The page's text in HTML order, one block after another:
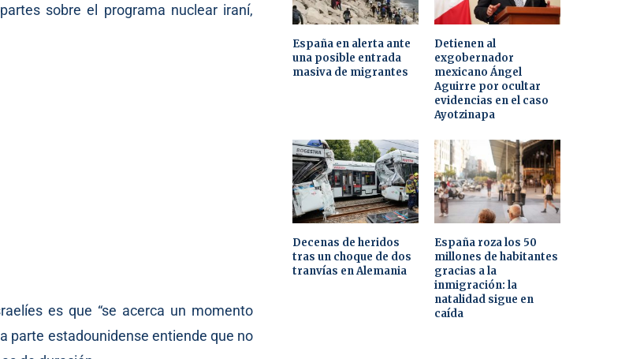
sobre el programa nuclear iraní,
es que “se acerca un momento
parte estadounidense entiende que no
España en alerta ante
una posible entrada
masiva de migrantes
Detienen al
exgobernador
mexicano Ángel
Aguirre por ocultar
evidencias en el caso
Ayotzinapa
Decenas de heridos
tras un choque de dos
tranvías en Alemania
España roza los 50
millones de habitantes
gracias a la
inmigración: la
natalidad sigue en
caída